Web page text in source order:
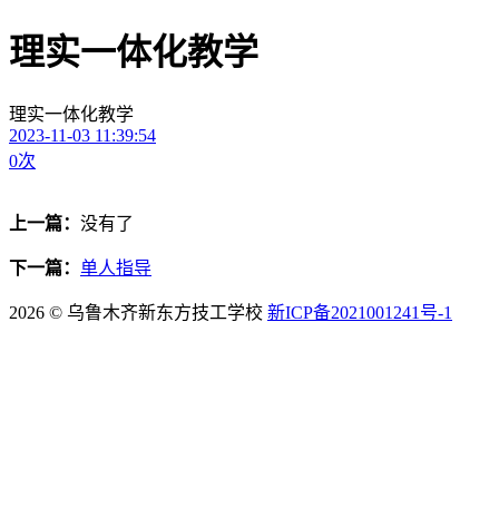
理实一体化教学
理实一体化教学
2023-11-03 11:39:54
0次
上一篇： 没有了
下一篇： 单人指导
2026 © 乌鲁木齐新东方技工学校 新ICP备2021001241号-1